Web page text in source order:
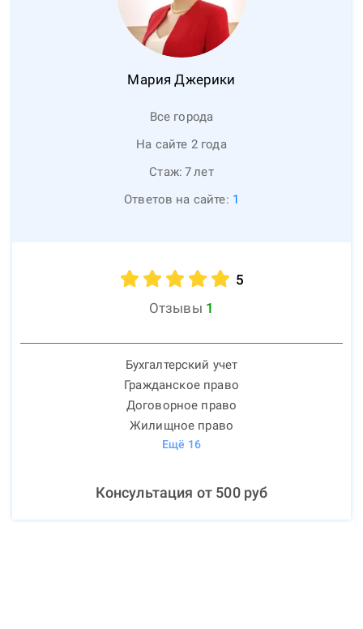
Мария Джерики
Все города
На сайте 2 года
Стаж: 7лет
Ответов на сайте: 1
5
Отзывы 1
Бухгалтерский учет
Гражданское право
Договорное право
Жилищное право
Ещё 16
Консультация от 500руб